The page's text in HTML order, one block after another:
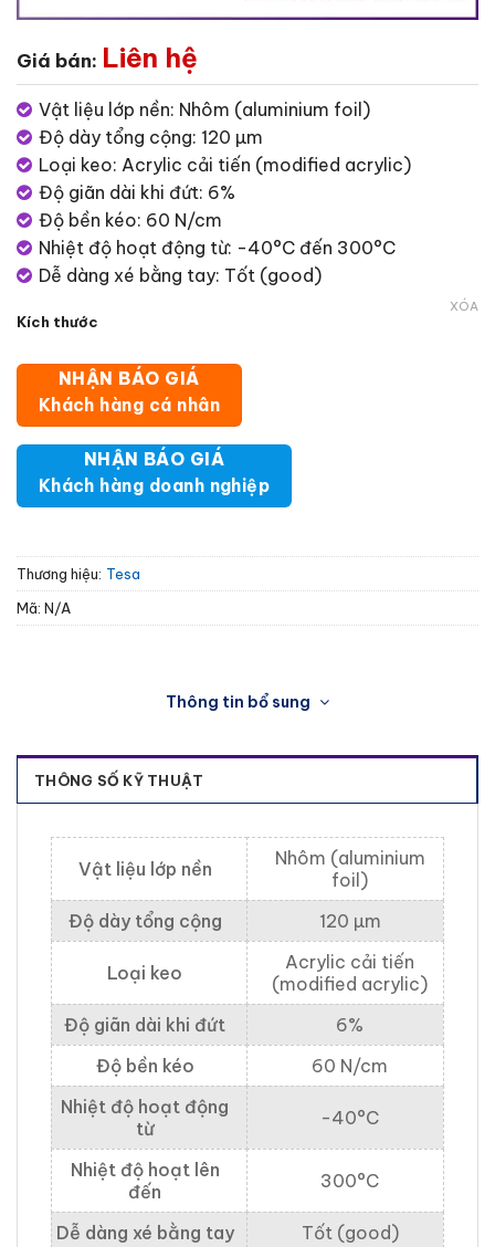
Giá bán: Liên hệ
Vật liệu lớp nền: Nhôm (aluminium foil)
Độ dày tổng cộng: 120 µm
Loại keo: Acrylic cải tiến (modified acrylic)
Độ giãn dài khi đứt: 6%
Độ bền kéo: 60 N/cm
Nhiệt độ hoạt động từ: -40°C đến 300°C
Dễ dàng xé bằng tay: Tốt (good)
Kích thước
XÓA
NHẬN BÁO GIÁ
Khách hàng cá nhân
NHẬN BÁO GIÁ
Khách hàng doanh nghiệp
Thương hiệu: Tesa
Mã: N/A
Thông tin bổ sung
THÔNG SỐ KỸ THUẬT
Vật liệu lớp nền
Nhôm (aluminium
foil)
Độ dày tổng cộng
120 µm
Loại keo
Acrylic cải tiến
(modified acrylic)
Độ giãn dài khi đứt
6%
Độ bền kéo
60 N/cm
Nhiệt độ hoạt động
từ
-40°C
Nhiệt độ hoạt lên
đến
300°C
Dễ dàng xé bằng tay Tốt (good)